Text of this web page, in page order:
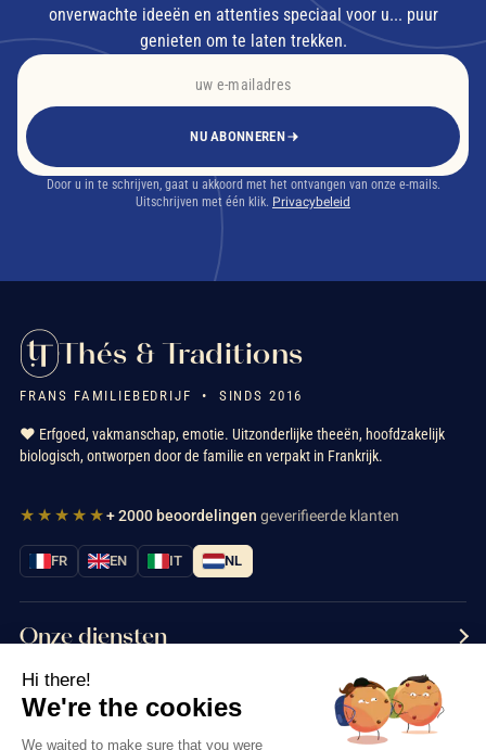
onverwachte ideeën en attenties speciaal voor u... puur
genieten om te laten trekken.
NU ABONNEREN
Door u in te schrijven, gaat u akkoord met het ontvangen van onze e-mails.
Uitschrijven met één klik. Privacybeleid
Thés & Traditions
FRANS FAMILIEBEDRIJF • SINDS 2016
❤️ Erfgoed, vakmanschap, emotie. Uitzonderlijke theeën, hoofdzakelijk
biologisch, ontworpen door de familie en verpakt in Frankrijk.
★★★★★+ 2000 beoordelingen geverifieerde klanten
FR EN IT NL
Onze diensten
Informatie
Hi there!
We're the cookies
We waited to make sure that you were